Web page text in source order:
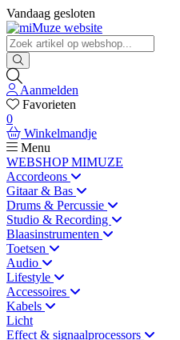
Vandaag gesloten
Aanmelden
Favorieten
0
Winkelmandje
Menu
WEBSHOP MIMUZE
Accordeons
Gitaar & Bas
Drums & Percussie
Studio & Recording
Blaasinstrumenten
Toetsen
Audio
Lifestyle
Accessoires
Kabels
Licht
Effect & signaalprocessors